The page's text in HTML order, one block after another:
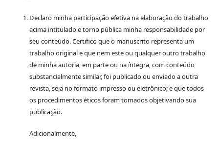
Declaro minha participação efetiva na elaboração do trabalho
acima intitulado e torno pública minha responsabilidade por
seu conteúdo. Certifico que o manuscrito representa um
trabalho original e que nem este ou qualquer outro trabalho
de minha autoria, em parte ou na íntegra, com conteúdo
substancialmente similar, foi publicado ou enviado a outra
revista, seja no formato impresso ou eletrônico; e que todos
os procedimentos éticos foram tomados objetivando sua
publicação.
Adicionalmente,